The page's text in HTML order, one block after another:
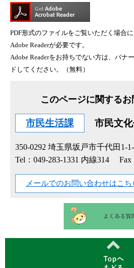
PDF形式のファイルをご覧いただく場合
Adobe Readerが必要です。
Adobe Readerをお持ちでない方は、バナ
ドしてください。（無料）
このページに関する
市民生活課 市民文
350-0292 埼玉県坂戸市千代田1-1-
Tel：049-283-1331 内線314
Fax
メールでのお問い合わせはこち